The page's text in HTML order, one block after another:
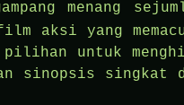
menang
aksi yang
pilihan untuk
sinopsis singkat